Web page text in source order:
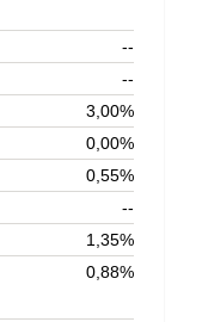
--
--
3,00%
0,00%
0,55%
--
1,35%
0,88%